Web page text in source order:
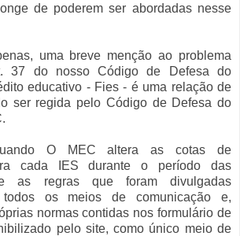
de poderem ser abordadas nesse
uma breve menção ao problema
37 do nosso Código de Defesa do
educativo - Fies - é uma relação de
ser regida pelo Código de Defesa do
O MEC altera as cotas de
cada IES durante o período das
as regras que foram divulgadas
todos os meios de comunicação e,
normas contidas nos formulário de
pelo site, como único meio de